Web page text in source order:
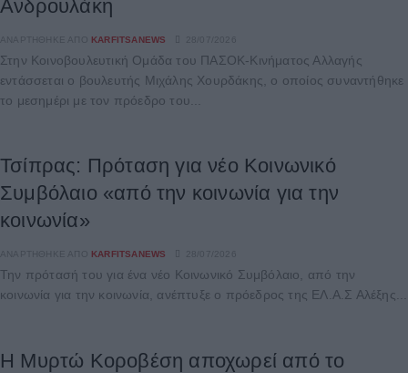
Ανδρουλάκη
ΑΝΑΡΤΉΘΗΚΕ ΑΠΌ KARFITSANEWS
Στην Κοινοβουλευτική Ομάδα του ΠΑΣΟΚ-Κινήματος Αλλαγής
εντάσσεται ο βουλευτής Μιχάλης Χουρδάκης, ο οποίος συναντήθηκε
το μεσημέρι με τον πρόεδρο του...
Τσίπρας: Πρόταση για νέο Κοινωνικό
Συμβόλαιο «από την κοινωνία για την
κοινωνία»
ΑΝΑΡΤΉΘΗΚΕ ΑΠΌ KARFITSANEWS
Την πρότασή του για ένα νέο Κοινωνικό Συμβόλαιο, από την
κοινωνία για την κοινωνία, ανέπτυξε ο πρόεδρος της ΕΛ.Α.Σ Αλέξης...
Η Μυρτώ Κοροβέση αποχωρεί από το